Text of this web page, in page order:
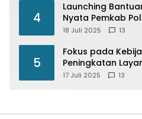
4
Launching
Nyata Pemkab
Beras
18 Juli 2025 13
5
Fokus pada
Peningkatan
Paspor Desain
17 Juli 2025 13